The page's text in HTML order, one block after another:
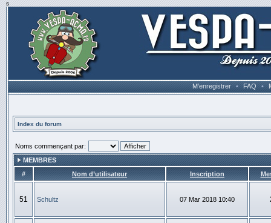
s
M’enregistrer • FAQ •
Index du forum
Noms commençant par:
MEMBRES
#
Nom d’utilisateur Inscription
51 Schultz 07 Mar 2018 10:40